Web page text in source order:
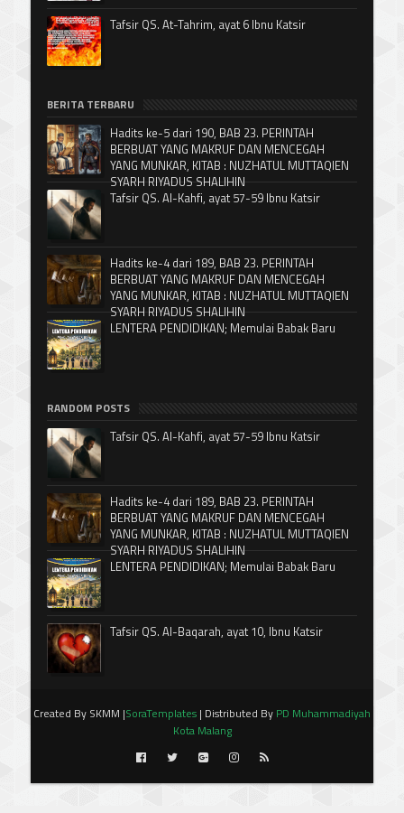
Tafsir QS. At-Tahrim, ayat 6 Ibnu Katsir
BERITA TERBARU
Hadits ke-5 dari 190, BAB 23. PERINTAH
BERBUAT YANG MAKRUF DAN MENCEGAH
YANG MUNKAR, KITAB : NUZHATUL MUTTAQIEN
SYARH RIYADUS SHALIHIN
Tafsir QS. Al-Kahfi, ayat 57-59 Ibnu Katsir
Hadits ke-4 dari 189, BAB 23. PERINTAH
BERBUAT YANG MAKRUF DAN MENCEGAH
YANG MUNKAR, KITAB : NUZHATUL MUTTAQIEN
SYARH RIYADUS SHALIHIN
LENTERA PENDIDIKAN; Memulai Babak Baru
RANDOM POSTS
Tafsir QS. Al-Kahfi, ayat 57-59 Ibnu Katsir
Hadits ke-4 dari 189, BAB 23. PERINTAH
BERBUAT YANG MAKRUF DAN MENCEGAH
YANG MUNKAR, KITAB : NUZHATUL MUTTAQIEN
SYARH RIYADUS SHALIHIN
LENTERA PENDIDIKAN; Memulai Babak Baru
Tafsir QS. Al-Baqarah, ayat 10, Ibnu Katsir
Created By SKMM |SoraTemplates | Distributed By PD Muhammadiyah
Kota Malang